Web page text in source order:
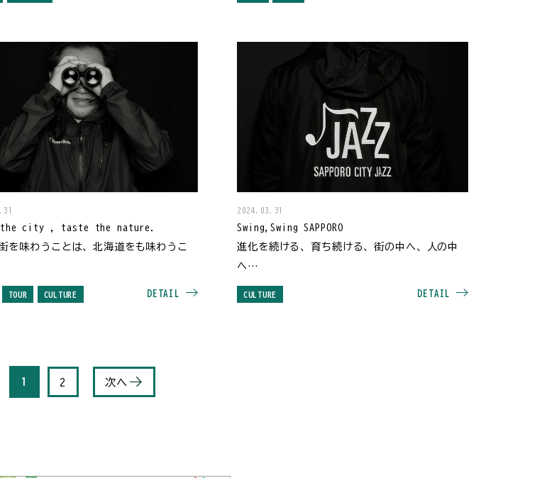
the city , taste the nature.
を味わうことは、北海道をも味わうこ
ずむ北海道
TOUR CULTURE DETAIL
2024.03.31
Swing,Swing SAPPORO
進化を続ける、育ち続ける、街の中へ、人の中
へ
サッポロ・シティ・ジャズ
CULTURE DETAIL
1 2 次へ